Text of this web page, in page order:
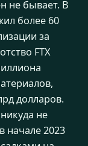
не бывает. В
более 60
за
FTX
долларов.
не
начале 2023